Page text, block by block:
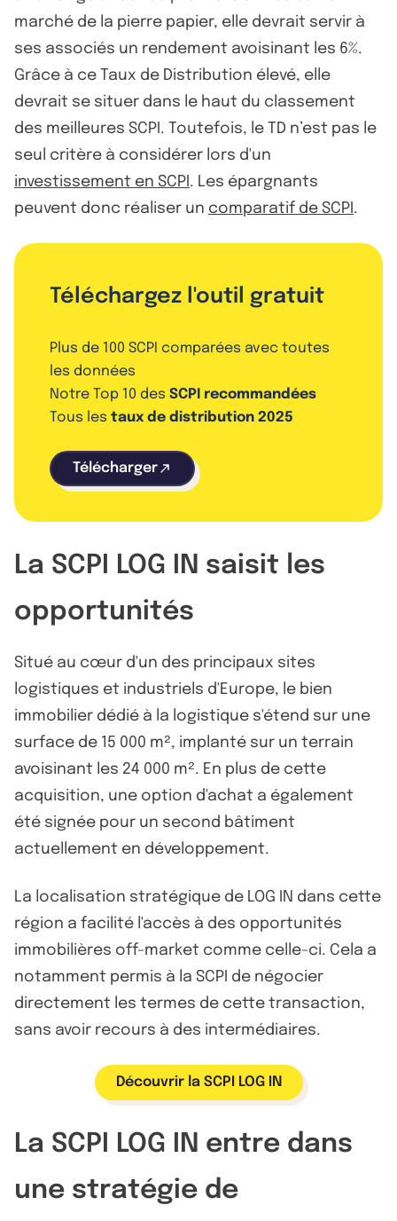
marché de la pierre papier, elle devrait servir à
ses associés un rendement avoisinant les 6%.
Grâce à ce Taux de Distribution élevé, elle
devrait se situer dans le haut du classement
des meilleures SCPI. Toutefois, le TD n’est pas le
seul critère à considérer lors d'un
investissement en SCPI . Les épargnants
peuvent donc réaliser un comparatif de SCPI .
Téléchargez l'outil gratuit
Plus de 100 SCPI comparées avec toutes
les données
Notre Top 10 des SCPI recommandées
Tous les taux de distribution 2025
Télécharger
La SCPI LOG IN saisit les
opportunités
Situé au cœur d'un des principaux sites
logistiques et industriels d'Europe, le bien
immobilier dédié à la logistique s'étend sur une
surface de 15 000 m², implanté sur un terrain
avoisinant les 24 000 m². En plus de cette
acquisition, une option d'achat a également
été signée pour un second bâtiment
actuellement en développement.
La localisation stratégique de LOG IN dans cette
région a facilité l'accès à des opportunités
immobilières off-market comme celle-ci. Cela a
notamment permis à la SCPI de négocier
directement les termes de cette transaction,
sans avoir recours à des intermédiaires.
Découvrir la SCPI LOG IN
La SCPI LOG IN entre dans
une stratégie de